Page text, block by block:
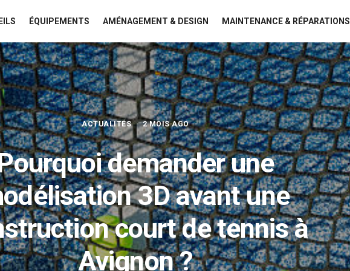
ÉQUIPEMENTS AMÉNAGEMENT & DESIGN MAINTENANCE & RÉPARATIONS
ACTUALITÉS 2 MOIS AGO
demander une
3D avant une
court de tennis à
Avignon ?